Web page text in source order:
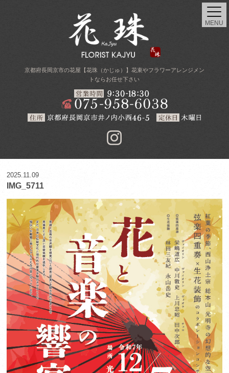
京都府長岡京市の花屋【花珠（かじゅ）】花束やフラワーアレンジメン
トならお任せ下さい
MENU
2025.11.09
IMG_5711